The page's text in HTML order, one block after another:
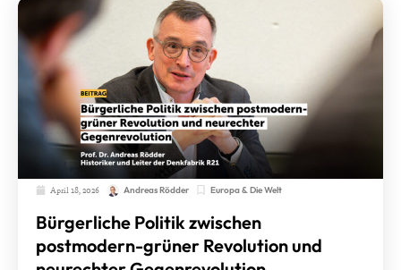
April 18, 2026 Andreas Rödder Europa & Die Welt
Bürgerliche Politik zwischen
postmodern-grüner Revolution und